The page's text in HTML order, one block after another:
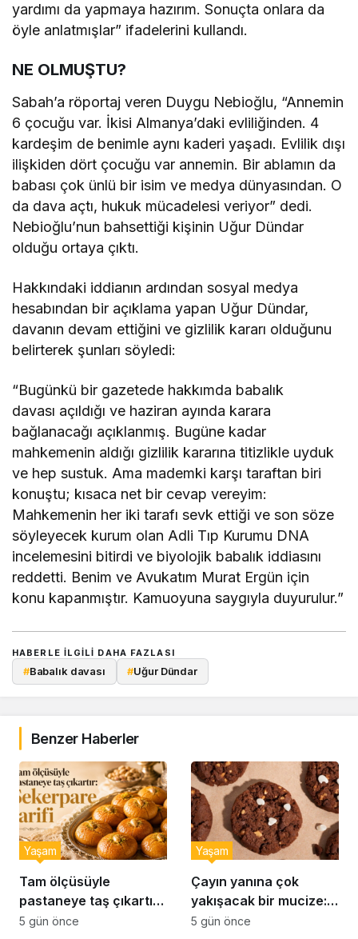
yardımı da yapmaya hazırım. Sonuçta onlara da
öyle anlatmışlar” ifadelerini kullandı.
NE OLMUŞTU?
Sabah’a röportaj veren Duygu Nebioğlu, “Annemin
6 çocuğu var. İkisi Almanya’daki evliliğinden. 4
kardeşim de benimle aynı kaderi yaşadı. Evlilik dışı
ilişkiden dört çocuğu var annemin. Bir ablamın da
babası çok ünlü bir isim ve medya dünyasından. O
da dava açtı, hukuk mücadelesi veriyor” dedi.
Nebioğlu’nun bahsettiği kişinin Uğur Dündar
olduğu ortaya çıktı.
Hakkındaki iddianın ardından sosyal medya
hesabından bir açıklama yapan Uğur Dündar,
davanın devam ettiğini ve gizlilik kararı olduğunu
belirterek şunları söyledi:
“Bugünkü bir gazetede hakkımda babalık
davası açıldığı ve haziran ayında karara
bağlanacağı açıklanmış. Bugüne kadar
mahkemenin aldığı gizlilik kararına titizlikle uyduk
ve hep sustuk. Ama mademki karşı taraftan biri
konuştu; kısaca net bir cevap vereyim:
Mahkemenin her iki tarafı sevk ettiği ve son söze
söyleyecek kurum olan Adli Tıp Kurumu DNA
incelemesini bitirdi ve biyolojik babalık iddiasını
reddetti. Benim ve Avukatım Murat Ergün için
konu kapanmıştır. Kamuoyuna saygıyla duyurulur.”
HABERLE ILGILI DAHA FAZLASI
#Babalık davası #Uğur Dündar
Benzer Haberler
Tam ölçüsüyle
pastaneye taş çıkartır:
Şekerpare tarifi
Yaşam
5 gün önce
Çayın yanına çok
yakışacak bir mucize:
Brownie tadında ıslak
Yaşam
5 gün önce